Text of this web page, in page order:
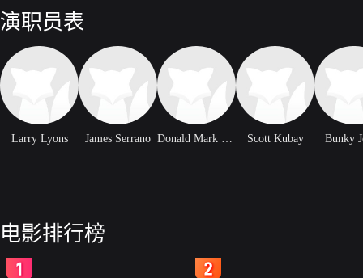
演职员表
Larry Lyons James Serrano Donald Mark Spencer Scott Kubay Bunky
电影排行榜